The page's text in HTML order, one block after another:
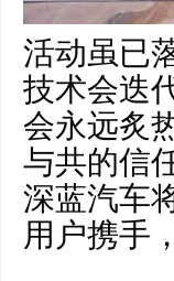
活动虽已
技术会迭
会永远炙
与共的信
深蓝汽车
用户携手